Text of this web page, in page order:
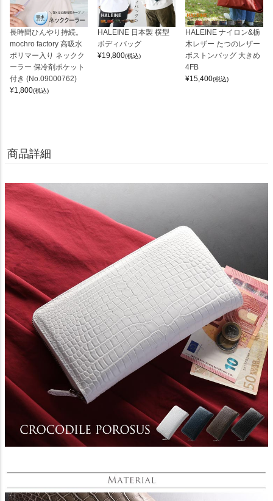
長時間ひんやり持続。
mochro factory 高吸水
ポリマー入り ネックク
ーラー 保冷剤ポケット
付き (No.09000762)
¥1,800(税込)
HALEINE 日本製 横型
ボディバッグ
¥19,800(税込)
HALEINE ナイロン&栃
木レザー たつのレザー
ボストンバッグ 大きめ
4FB
¥15,400(税込)
商品詳細